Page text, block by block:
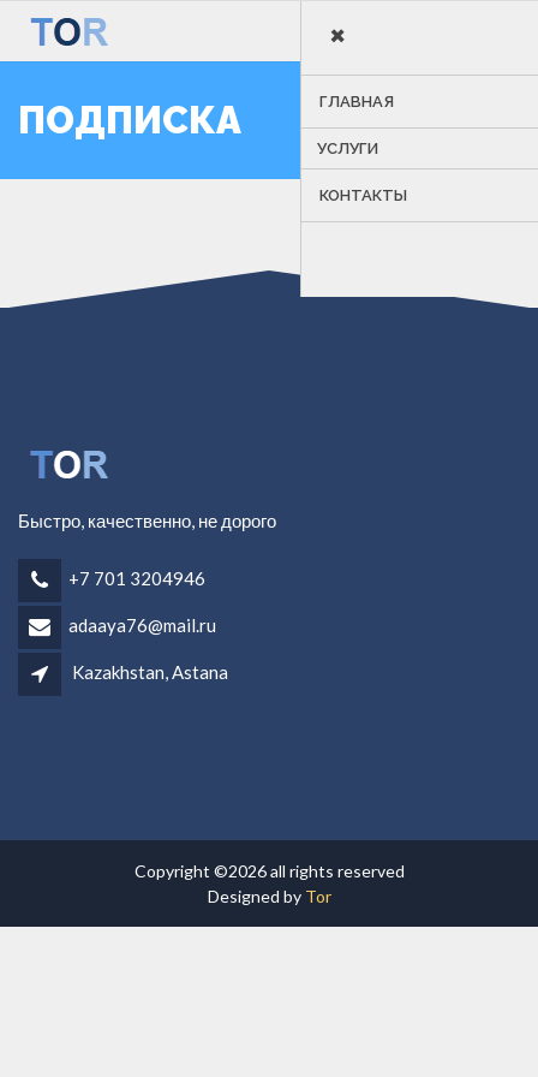
×
ГЛАВНАЯ
УСЛУГИ
КОНТАКТЫ
ПОДПИСКА
Быстро, качественно, не дорого
+7 701 3204946
adaaya76@mail.ru
Kazakhstan, Astana
Copyright ©2026 all rights reserved
Designed by Tor